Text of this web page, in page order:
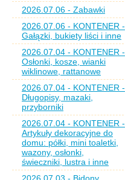
2026.07.06 - Zabawki
2026.07.06 - KONTENER -
Gałązki, bukiety liści i inne
2026.07.04 - KONTENER -
Osłonki, kosze, wianki
wiklinowe, rattanowe
2026.07.04 - KONTENER -
Długopisy, mazaki,
przyborniki
2026.07.04 - KONTENER -
Artykuły dekoracyjne do
domu: półki, mini toaletki,
wazony, osłonki,
świeczniki, lustra i inne